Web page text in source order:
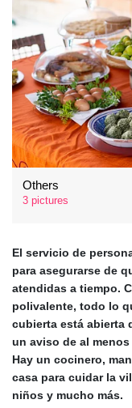
Others
3 pictures
El servicio de
para asegurarse de
atendidas a tiempo.
polivalente, todo lo
cubierta está abierta
un aviso de al
Hay un cocinero,
casa para cuidar la
niños y mucho más.